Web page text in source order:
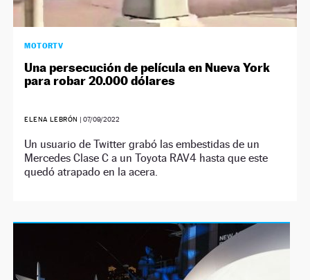
MOTORTV
Una persecución de película en Nueva York
para robar 20.000 dólares
ELENA LEBRÓN |07/09/2022
Un usuario de Twitter grabó las embestidas de un
Mercedes Clase C a un Toyota RAV4 hasta que este
quedó atrapado en la acera.